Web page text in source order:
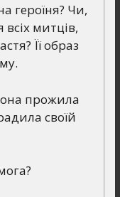
героїня? Чи,
митців,
Її образ
прожила
своїй